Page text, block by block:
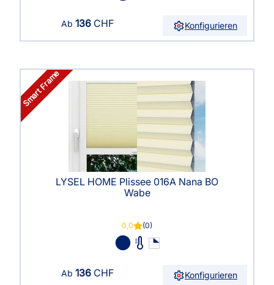
Ab 136 CHF Konfigurieren
Smart Frame
LYSEL HOME Plissee 016A Nana BO
Wabe
0,0 (0)
Ab 136 CHF Konfigurieren